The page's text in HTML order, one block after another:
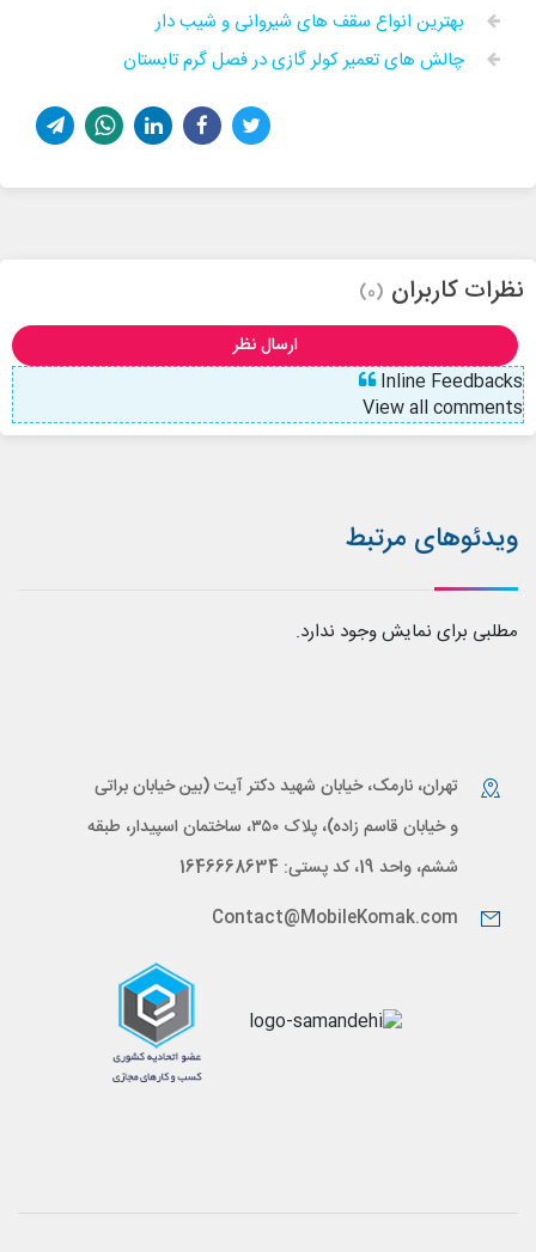
بهترین انواع سقف های شیروانی و شیب دار
چالش های تعمیر کولر گازی در فصل گرم تابستان
نظرات کاربران (0)
ارسال نظر
Inline Feedbacks
View all comments
ویدئوهای مرتبط
مطلبی برای نمایش وجود ندارد.
تهران، نارمک، خیابان شهید دکتر آیت (بین خیابان براتی
و خیابان قاسم زاده)، پلاک ۳۵۰، ساختمان اسپیدار، طبقه
ششم، واحد 19، کد پستی: 1646668634
Contact@MobileKomak.com